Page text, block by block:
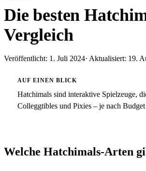
Die besten
Vergleich
Veröffentlicht: 1. Juli 2024· Aktualisiert: 19.
AUF EINEN BLICK
Hatchimals sind interaktive Spielzeuge,
Colleggtibles und Pixies – je nach
Welche Hatchimals-Arten